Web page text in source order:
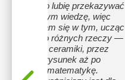
Bardzo lubię przekazywać
innym wiedzę, więc
spełniam się w tym, ucząc
bardzo różnych rzeczy —
od ceramiki, przez
rysunek aż po
matematykę.